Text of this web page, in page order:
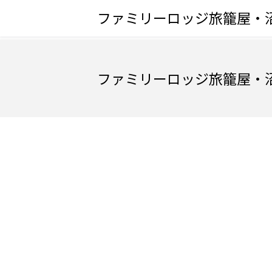
ファミリーロッジ旅籠屋・
ファミリーロッジ旅籠屋・